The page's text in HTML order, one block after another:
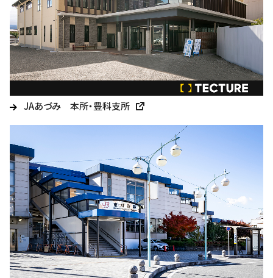
JAあづみ 本所・豊科支所